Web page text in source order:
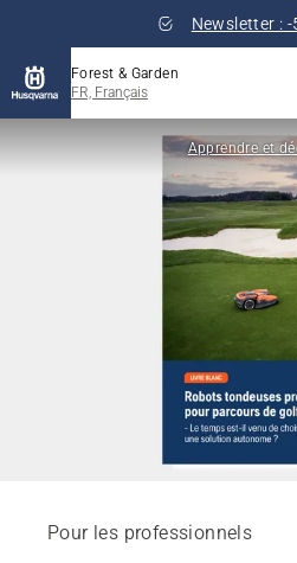
Newsletter :
Forest & Garden
FR, Français
Apprendre et
Pour les professionnels